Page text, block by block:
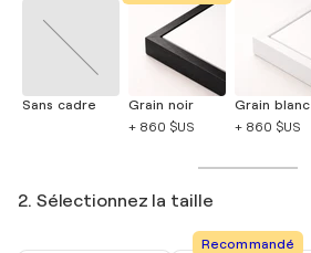
Sans cadre
Grain noir
+ 860 $US
Grain blanc
+ 860 $US
2. Sélectionnez la taille
Recommandé